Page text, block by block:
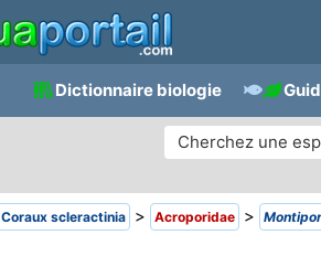
Dictionnaire biologie
Coraux scleractinia > Acroporidae >